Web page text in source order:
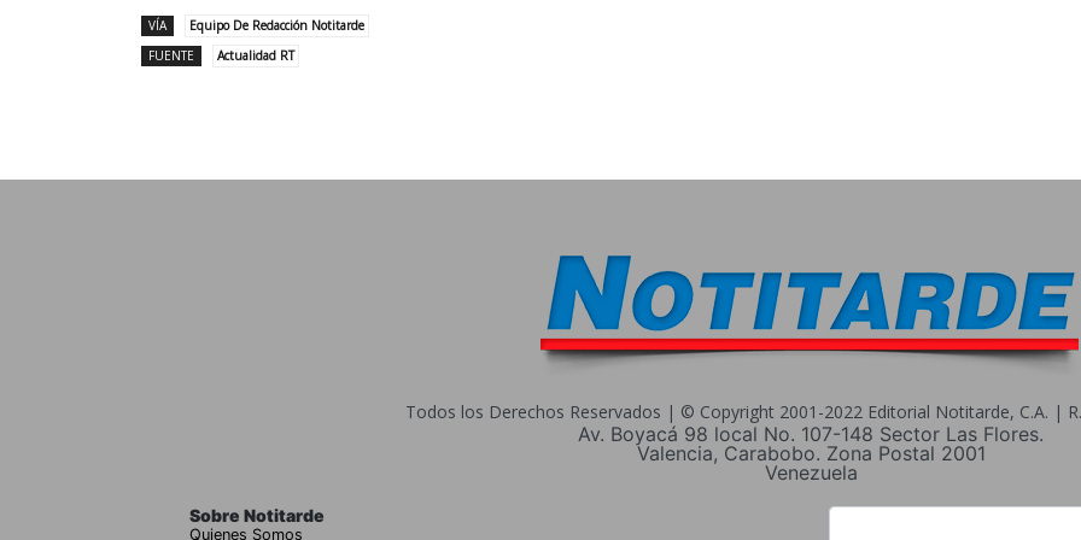
VÍA
Equipo De Redacción Notitarde
FUENTE
Actualidad RT
Todos los Derechos Reservados | © Copyright 2001-2022 Editorial Notitarde, C.A. |
Av. Boyacá 98 local No. 107-148 Sector Las Flores.
Valencia, Carabobo. Zona Postal 2001
Venezuela
Sobre Notitarde
Quienes Somos